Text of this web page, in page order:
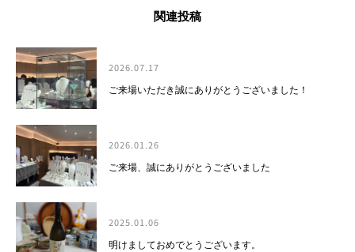
関連投稿
2026.07.17
ご来場いただき誠にありがとうございました！
2026.01.26
ご来場、誠にありがとうございました
2025.01.06
明けましておめでとうございます。